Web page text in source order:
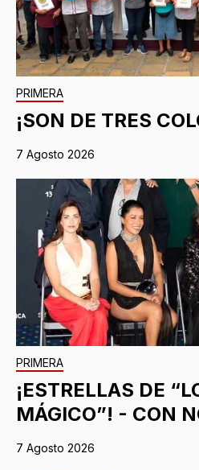
PRIMERA
¡SON DE TRES
7 Agosto 2026
PRIMERA
¡ESTRELLAS DE
MÁGICO”! - CON
7 Agosto 2026